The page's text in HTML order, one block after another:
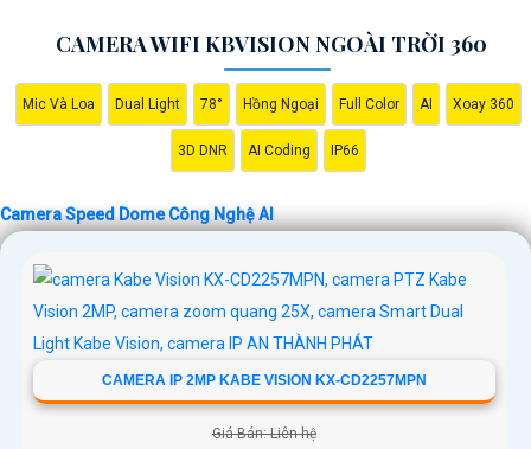
CAMERA WIFI KBVISION NGOÀI TRỜI 360
Mic Và Loa Dual Light 78° Hồng Ngoại Full Color AI Xoay 360
3D DNR AI Coding IP66
Camera Speed Dome Công Nghệ AI
CAMERA IP 2MP KABE VISION KX-CD2257MPN
Giá Bán: Liên hệ